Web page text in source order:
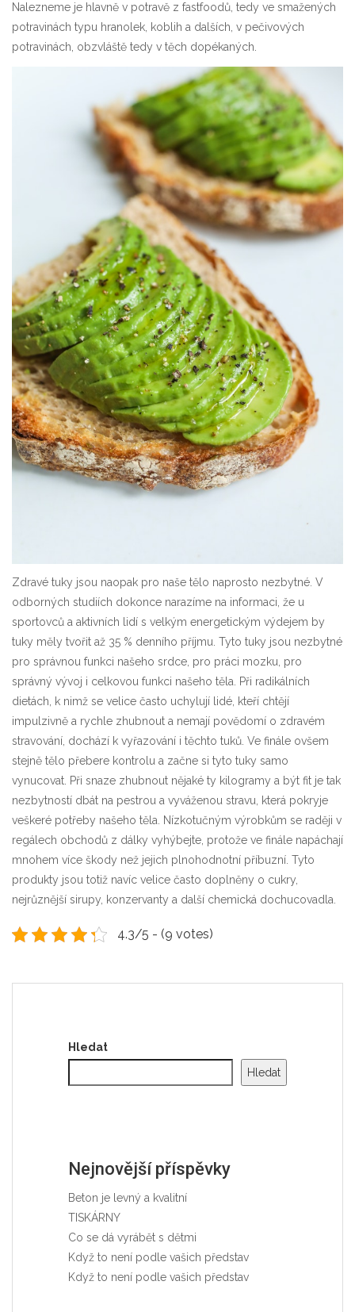
Nalezneme je hlavně v potravě z fastfoodů, tedy ve smažených
potravinách typu hranolek, koblih a dalších, v pečivových
potravinách, obzvláště tedy v těch dopékaných.
Zdravé tuky jsou naopak pro naše tělo naprosto nezbytné. V
odborných studiích dokonce narazíme na informaci, že u
sportovců a aktivních lidí s velkým energetickým výdejem by
tuky měly tvořit až 35 % denního příjmu. Tyto tuky jsou nezbytné
pro správnou funkci našeho srdce, pro práci mozku, pro
správný vývoj i celkovou funkci našeho těla. Při radikálních
dietách, k nimž se velice často uchylují lidé, kteří chtějí
impulzivně a rychle zhubnout a nemají povědomí o zdravém
stravování, dochází k vyřazování i těchto tuků. Ve finále ovšem
stejně tělo přebere kontrolu a začne si tyto tuky samo
vynucovat. Při snaze zhubnout nějaké ty kilogramy a být fit je tak
nezbytností dbát na pestrou a vyváženou stravu, která pokryje
veškeré potřeby našeho těla. Nízkotučným výrobkům se raději v
regálech obchodů z dálky vyhýbejte, protože ve finále napáchají
mnohem více škody než jejich plnohodnotní příbuzní. Tyto
produkty jsou totiž navíc velice často doplněny o cukry,
nejrůznější sirupy, konzervanty a další chemická dochucovadla.
4.3/5 - (9 votes)
Hledat
Hledat
Nejnovější příspěvky
Beton je levný a kvalitní
TISKÁRNY
Co se dá vyrábět s dětmi
Když to není podle vašich představ
Když to není podle vašich představ